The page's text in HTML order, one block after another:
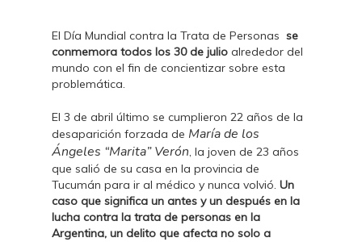
El Día Mundial contra la Trata de Personas se
conmemora todos los 30 de julio alrededor del
mundo con el fin de concientizar sobre esta
problemática.
El 3 de abril último se cumplieron 22 años de la
desaparición forzada de María de los
Ángeles “Marita” Verón, la joven de 23 años
que salió de su casa en la provincia de
Tucumán para ir al médico y nunca volvió. Un
caso que significa un antes y un después en la
lucha contra la trata de personas en la
Argentina, un delito que afecta no solo a